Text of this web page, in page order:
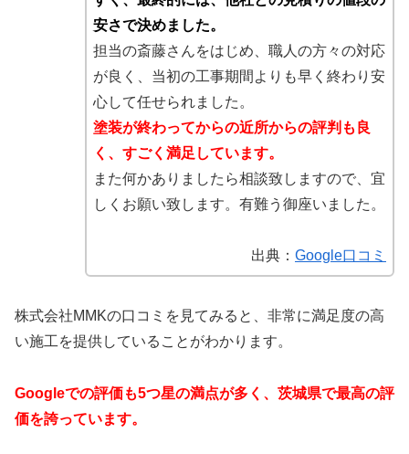
安さで決めました。
担当の斎藤さんをはじめ、職人の方々の対応
が良く、当初の工事期間よりも早く終わり安
心して任せられました。
塗装が終わってからの近所からの評判も良
く、すごく満足しています。
また何かありましたら相談致しますので、宜
しくお願い致します。有難う御座いました。
出典： Google口コミ
株式会社MMKの口コミを見てみると、非常に満足度の高
い施工を提供していることがわかります。
Googleでの評価も5つ星の満点が多く、茨城県で最高の評
価を誇っています。